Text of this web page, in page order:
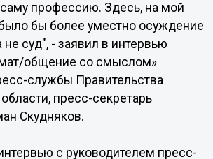
саму профессию. Здесь, на мой
бы более уместно осуждение
не суд", - заявил в интервью
общение со смыслом»
службы Правительства
пресс-секретарь
Скудняков.
с руководителем пресс-